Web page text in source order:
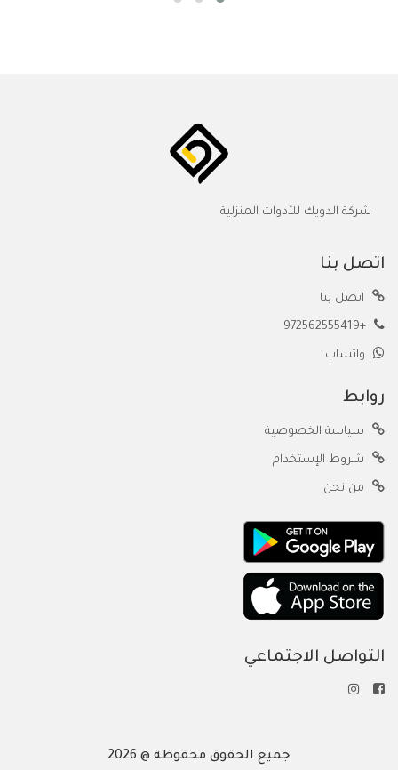
شركة الدويك للأدوات المنزلية
اتصل بنا
اتصل بنا
+972562555419
واتساب
روابط
سياسة الخصوصية
شروط الإستخدام
من نحن
التواصل الاجتماعي
جميع الحقوق محفوظة @ 2026